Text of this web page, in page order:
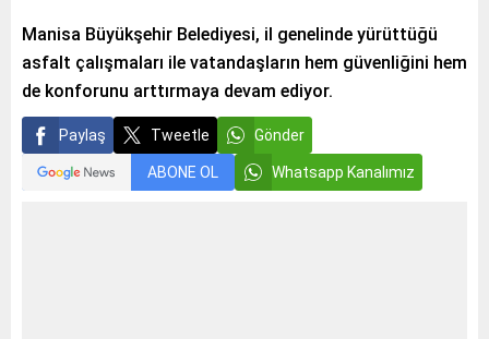
Manisa Büyükşehir Belediyesi, il genelinde yürüttüğü
asfalt çalışmaları ile vatandaşların hem güvenliğini hem
de konforunu arttırmaya devam ediyor.
Paylaş Tweetle Gönder
ABONE OL Whatsapp Kanalımız